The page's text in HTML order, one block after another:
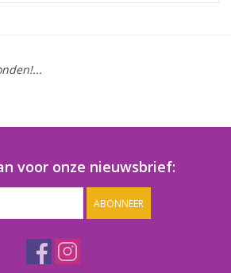
voor onze nieuwsbrief:
ABONNEER